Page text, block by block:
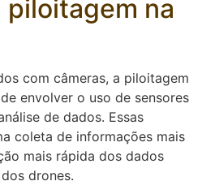
na
com câmeras, a piloitagem
envolver o uso de sensores
de dados. Essas
coleta de informações mais
mais rápida dos dados
drones.